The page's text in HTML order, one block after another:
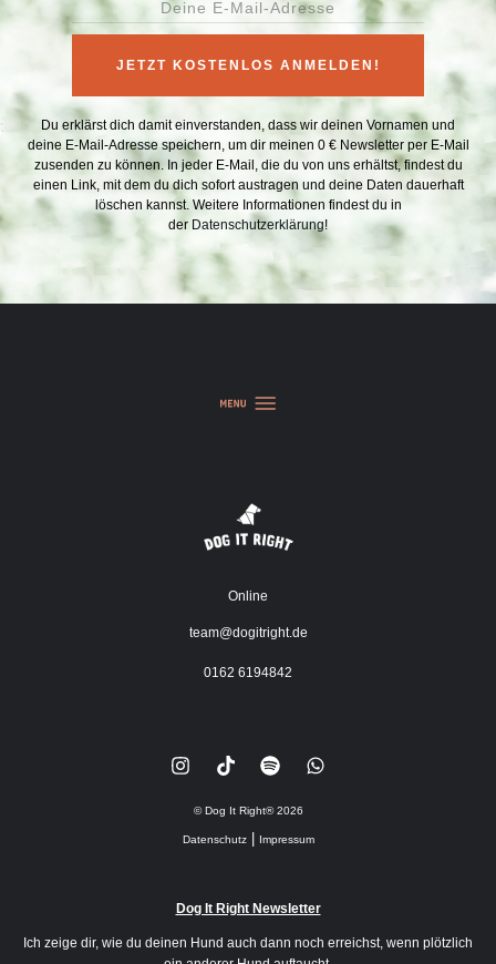
JETZT KOSTENLOS ANMELDEN!
Du erklärst dich damit einverstanden, dass wir deinen Vornamen und
deine E-Mail-Adresse speichern, um dir meinen 0 € Newsletter per E-Mail
zusenden zu können. In jeder E-Mail, die du von uns erhältst, findest du
einen Link, mit dem du dich sofort austragen und deine Daten dauerhaft
löschen kannst. Weitere Informationen findest du in
der Datenschutzerklärung!
Online
team@dogitright.de
0162 6194842
© Dog It Right®2026
Datenschutz| Impressum
Dog It Right Newsletter
Ich zeige dir, wie du deinen Hund auch dann noch erreichst, wenn plötzlich